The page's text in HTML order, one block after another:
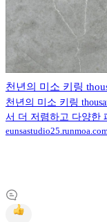
천년의 미소 키링
천년의 미소 키링
서 더 저렴하고 다양한